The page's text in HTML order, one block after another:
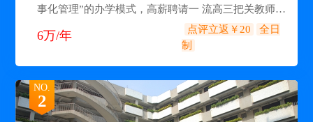
事化管理”的办学模式，高薪聘请一 流高三把关教师，
他们所教的多名学生被清华大学、北京大学、浙江大
学等“双一 流”高校录取。高复班通过因材施教、分类
指导的方法，走出了一条“低进高出、高进优出”的育
6万/年 点评立返￥20
全日
制
NO.
2